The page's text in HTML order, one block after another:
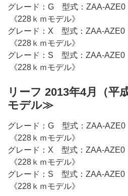
グレード：G 型式：ZAA-
《228ｋｍモデル》
グレード：X 型式：ZAA-
《228ｋｍモデル》
グレード：S 型式：ZAA-
《228ｋｍモデル》
リーフ 2013年4月（平
モデル≫
グレード：G 型式：ZAA-
《228ｋｍモデル》
グレード：X 型式：ZAA-
《228ｋｍモデル》
グレード：S 型式：ZAA-
《228ｋｍモデル》